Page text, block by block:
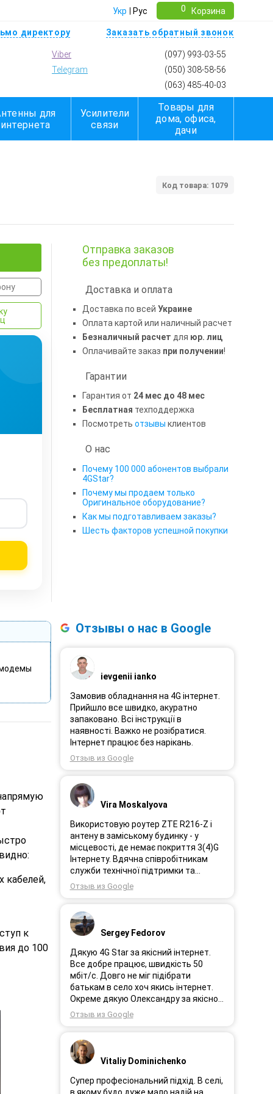
Укр Рус 0 Корзина
директору Заказать обратный звонок
Viber
Telegram
(097) 993-03-55
(050) 308-58-56
(063) 485-40-03
для
интернета
Усилители
связи
Товары для
дома, офиса,
дачи
Код товара: 1079
Отправка заказов
без предоплаты!
Доставка и оплата
Доставка по всей Украине
Оплата картой или наличный расчет
Безналичный расчет для юр. лиц
Оплачивайте заказ при получении!
Гарантии
Гарантия от 24 мес до 48 мес
Бесплатная техподдержка
Посмотреть отзывы клиентов
О нас
Почему 100 000 абонентов выбрали
4GStar?
Почему мы продаем только
Оригинальное оборудование?
Как мы подготавливаем заказы?
Шесть факторов успешной покупки
модемы
кабелей,
к
до 100
Отзывы о нас в Google
ievgenii ianko
Замовив обладнання на 4G інтернет.
Прийшло все швидко, акуратно
запаковано. Всі інструкції в
наявності. Важко не розібратися.
Інтернет працює без нарікань.
Отзыв из Google
Vira Moskalyova
Використовую роутер ZTE R216-Z і
антену в заміському будинку - у
місцевості, де немає покриття 3(4)G
Інтернету. Вдячна співробітникам
служби технічної підтримки та
інженерам за професійне і швидке
сервісне обслуговування, ремонт і
роки після покупки я не шкодую про
прийняте тоді рішення придбати
обладнання в компанії 3G star (зараз
4G star).
Отзыв из Google
Sergey Fedorov
Дякую 4G Star за якісний інтернет.
Все добре працює, швидкість 50
мбіт/с. Довго не міг підібрати
батькам в село хоч якись інтернет.
Окреме дякую Олександру за якісно
підібране обладнання!
Отзыв из Google
Vitaliy Dominichenko
Супер професіональний підхід. В селі,
в якому будо дуже мало надій на